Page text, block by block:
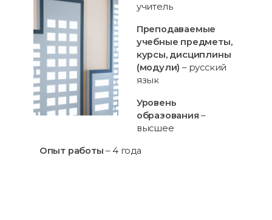
учитель
Преподаваемые
учебные предметы,
курсы, дисциплины
(модули) – русский
язык
Уровень
образования –
высшее
Опыт работы – 4 года